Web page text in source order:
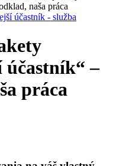
naša práca
účastník“ –
práca